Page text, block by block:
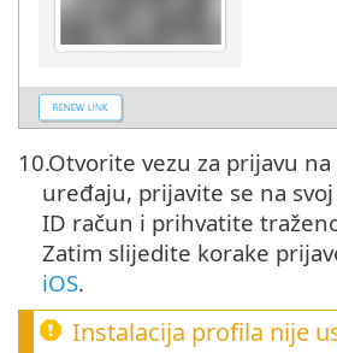
10.Otvorite vezu za prijavu
uređaju, prijavite se na
ID račun i prihvatite
Zatim slijedite korake
iOS.
Instalacija profila nije